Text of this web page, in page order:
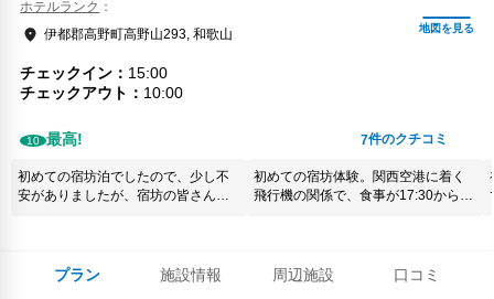
プラン 施設情報 周辺施設 口コミ
ホテルランク
伊都郡高野町高野山293, 和歌山
チェックイン
15:00
チェックアウト
10:00
10 最高! 7件のクチコミ
初めての宿坊泊でしたので、少し不
安がありましたが、宿坊の皆さんは
たです。 朝のお勤めも良い経験にな
初めての宿坊体験。関西空港に着く
飛行機の関係で、食事が17:30からと
嬉しかったです。 お部屋も綺麗で、